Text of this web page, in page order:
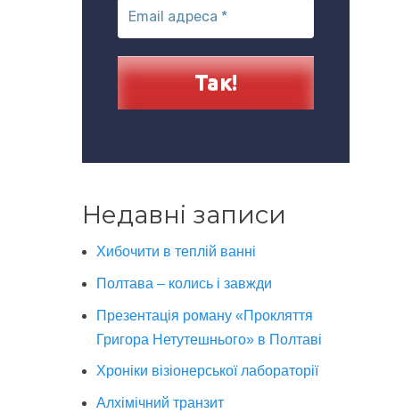
Недавні записи
Хибочити в теплій ванні
Полтава – колись і завжди
Презентація роману «Прокляття
Григора Нетутешнього» в Полтаві
Хроніки візіонерської лабораторії
Алхімічний транзит